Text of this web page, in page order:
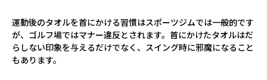
運動後のタオルを首にかける習慣はスポーツジムでは一般的です
が、ゴルフ場ではマナー違反とされます。首にかけたタオルはだ
らしない印象を与えるだけでなく、スイング時に邪魔になること
もあります。